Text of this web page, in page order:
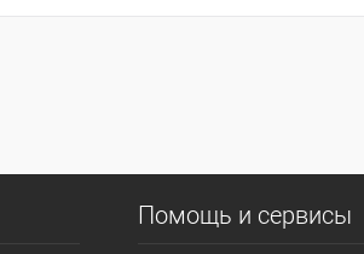
Помощь и сервисы